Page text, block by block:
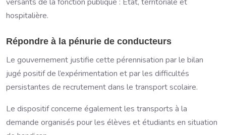
hospitalière.
Répondre à la pénurie de conducteurs
Le gouvernement justifie cette pérennisation par le bilan
jugé positif de l’expérimentation et par les difficultés
persistantes de recrutement dans le transport scolaire.
Le dispositif concerne également les transports à la
demande organisés pour les élèves et étudiants en situation